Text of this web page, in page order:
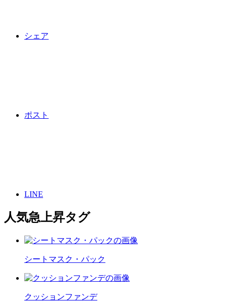
シェア
ポスト
LINE
人気急上昇タグ
シートマスク・パック
クッションファンデ